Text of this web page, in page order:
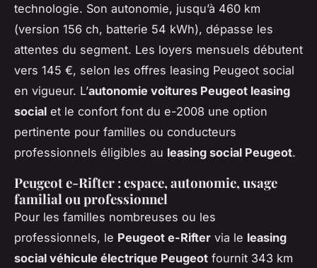
technologie. Son autonomie, jusqu’à 460 km
(version 156 ch, batterie 54 kWh), dépasse les
attentes du segment. Les loyers mensuels débutent
vers 145 €, selon les offres leasing Peugeot social
en vigueur. L’autonomie voitures Peugeot leasing
social et le confort font du e-2008 une option
pertinente pour familles ou conducteurs
professionnels éligibles au leasing social Peugeot.
Peugeot e-Rifter : espace, autonomie, usage
familial ou professionnel
Pour les familles nombreuses ou les
professionnels, le Peugeot e-Rifter via le leasing
social véhicule électrique Peugeot fournit 343 km